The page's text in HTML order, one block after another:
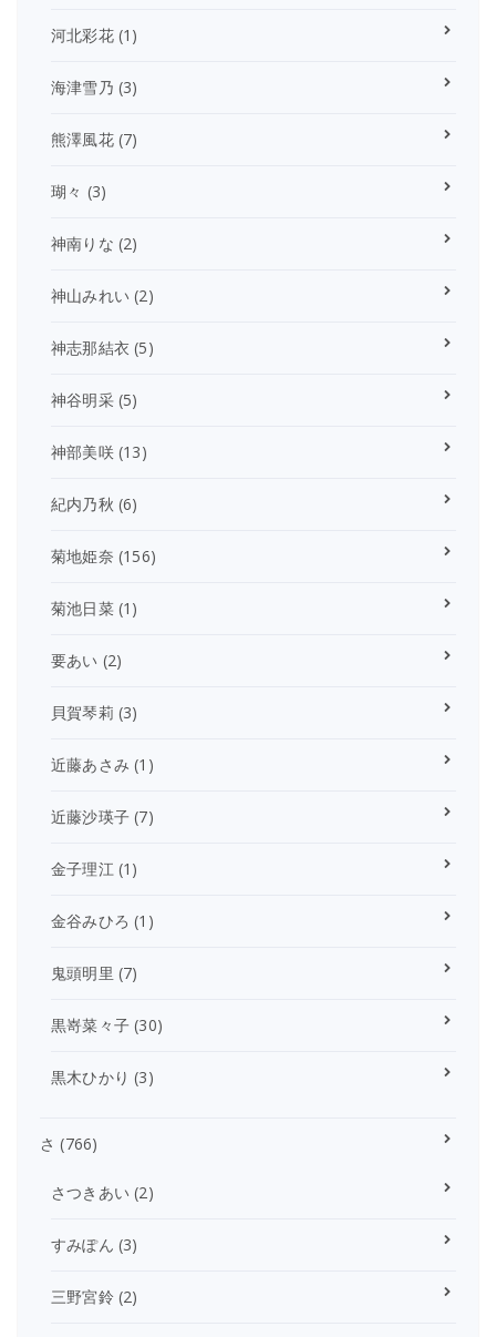
河北彩花(1)
海津雪乃 (3)
熊澤風花(7)
瑚々 (3)
神南りな (2)
神山みれい (2)
神志那結衣 (5)
神谷明采(5)
神部美咲(13)
紀内乃秋 (6)
菊地姫奈 (156)
菊池日菜(1)
要あい (2)
貝賀琴莉 (3)
近藤あさみ (1)
近藤沙瑛子 (7)
金子理江 (1)
金谷みひろ (1)
鬼頭明里 (7)
黒嵜菜々子 (30)
黒木ひかり (3)
さ (766)
さつきあい (2)
すみぽん (3)
三野宮鈴(2)